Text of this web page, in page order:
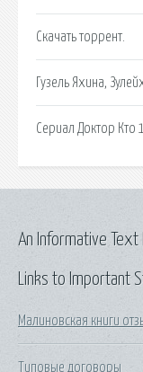
Скачать торрент.
Гузель Яхина,
Сериал Доктор Кто
Links to Important
Малиновская книги
Типовые договоры
An Informative Text